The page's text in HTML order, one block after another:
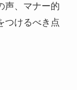
声、マナー的
つけるべき点